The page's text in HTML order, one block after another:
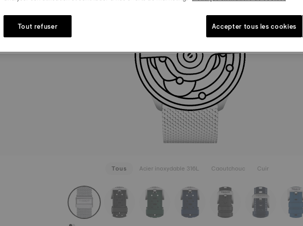
110,00 €
Gris
VOIR
Tous Acier inoxydable 316L Caoutchouc Cuir
strapConfigurator
Tout refuser Accepter tous les cookies